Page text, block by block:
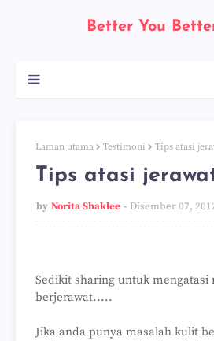
Better You
Laman utama Testimoni Tips atasi
Tips atasi
by Norita Shaklee Disember 07,
Sedikit sharing untuk mengatasi
berjerawat.....
Jika anda punya masalah kulit